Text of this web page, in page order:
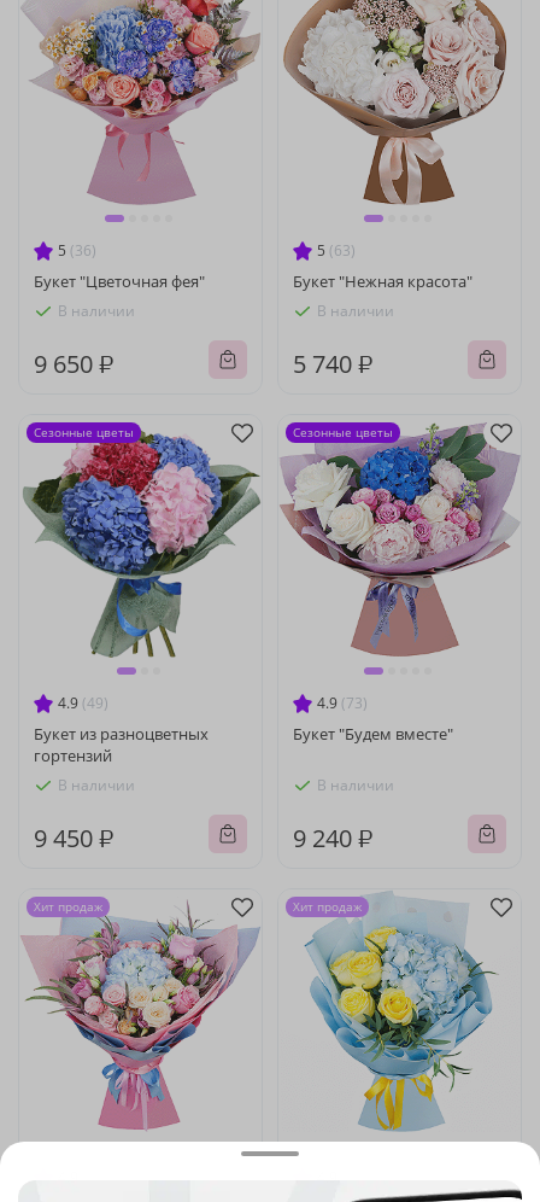
5 (36)
Букет "Цветочная фея"
В наличии
9 650 ₽
5 (63)
Букет "Нежная красота"
В наличии
5 740 ₽
4.9 (49)
Букет из разноцветных
гортензий
В наличии
9 450 ₽
Сезонные цветы
4.9 (73)
Букет "Будем вместе"
В наличии
9 240 ₽
Сезонные цветы
Хит продаж
4.9
Хит продаж